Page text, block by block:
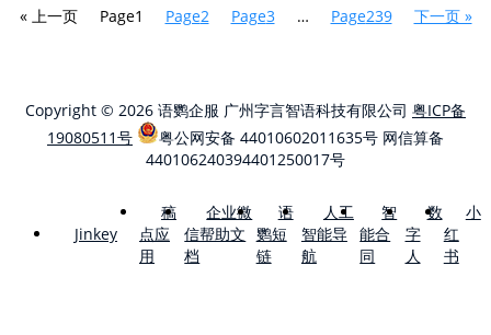
« 上一页 Page1 Page2 Page3 … Page239 下一页 »
Copyright © 2026 语鹦企服 广州字言智语科技有限公司 粤ICP备
19080511号
粤公网安备 44010602011635号 网信算备
440106240394401250017号
Jinkey
稿
点应
用
企业微
信帮助文
档
语
鹦短
链
人工
智能导
航
智
能合
同
数
字
人
小
红
书